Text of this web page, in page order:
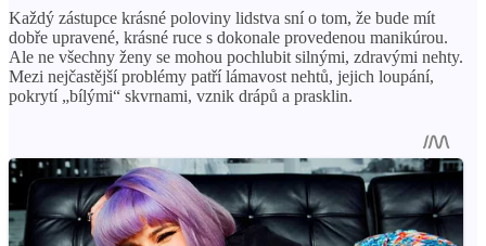
Každý zástupce krásné poloviny lidstva sní o tom, že bude mít
dobře upravené, krásné ruce s dokonale provedenou manikúrou.
Ale ne všechny ženy se mohou pochlubit silnými, zdravými nehty.
Mezi nejčastější problémy patří lámavost nehtů, jejich loupání,
pokrytí „bílými“ skvrnami, vznik drápů a prasklin.